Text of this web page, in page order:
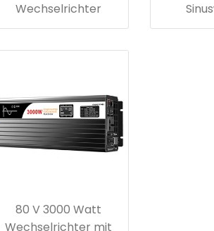
Wechselrichter
80 V 3000 Watt
Wechselrichter mit